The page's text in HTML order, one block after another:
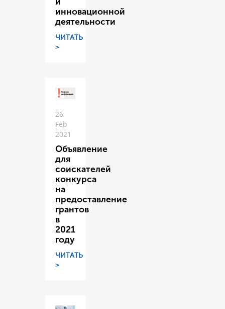
инновационной
деятельности
ЧИТАТЬ
>
26
Feb
2021
Объявление
для
соискателей
конкурса
на
предоставление
грантов
в
2021
году
ЧИТАТЬ
>